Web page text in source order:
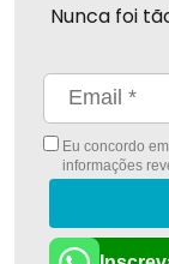
Nunca foi
Eu concordo
informações